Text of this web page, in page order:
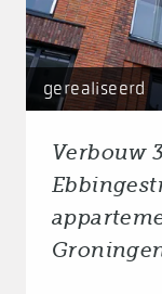
gerealiseerd
Verbouw